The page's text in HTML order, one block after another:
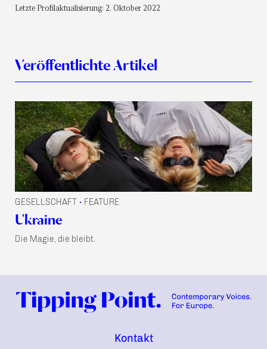
Letzte Profilaktualisierung: 2. Oktober 2022
Veröffentlichte Artikel
GESELLSCHAFT • FEATURE
Ukraine
Die Magie, die bleibt.
Kontakt